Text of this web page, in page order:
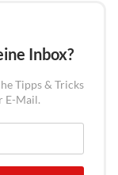
Inbox?
Tipps & Tricks
E-Mail.